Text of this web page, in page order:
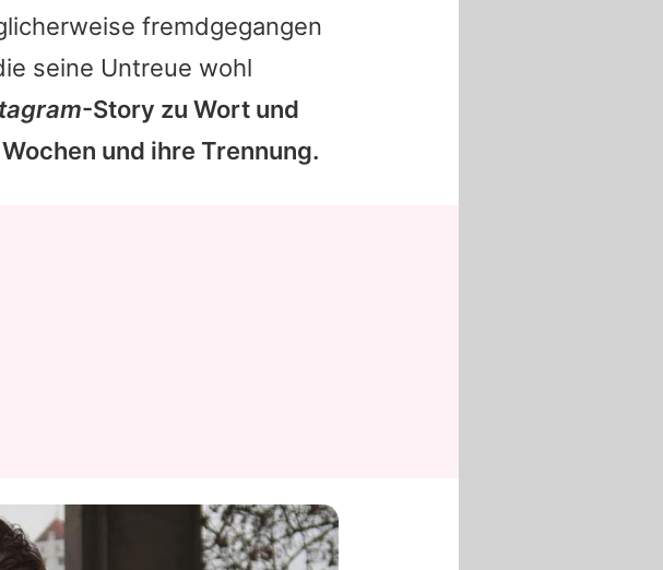
fremdgegangen
seine Untreue wohl
-Story zu Wort und
und ihre Trennung.